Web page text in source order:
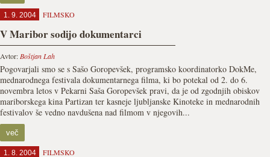
1. 9. 2004 FILMSKO
V Maribor sodijo dokumentarci
Avtor: Boštjan Lah
Pogovarjali smo se s Sašo Goropevšek, programsko koordinatorko DokMe,
mednarodnega festivala dokumentarnega filma, ki bo potekal od 2. do 6.
novembra letos v Pekarni Saša Goropevšek pravi, da je od zgodnjih obiskov
mariborskega kina Partizan ter kasneje ljubljanske Kinoteke in mednarodnih
festivalov še vedno navdušena nad filmom v njegovih...
več
1. 8. 2004 FILMSKO